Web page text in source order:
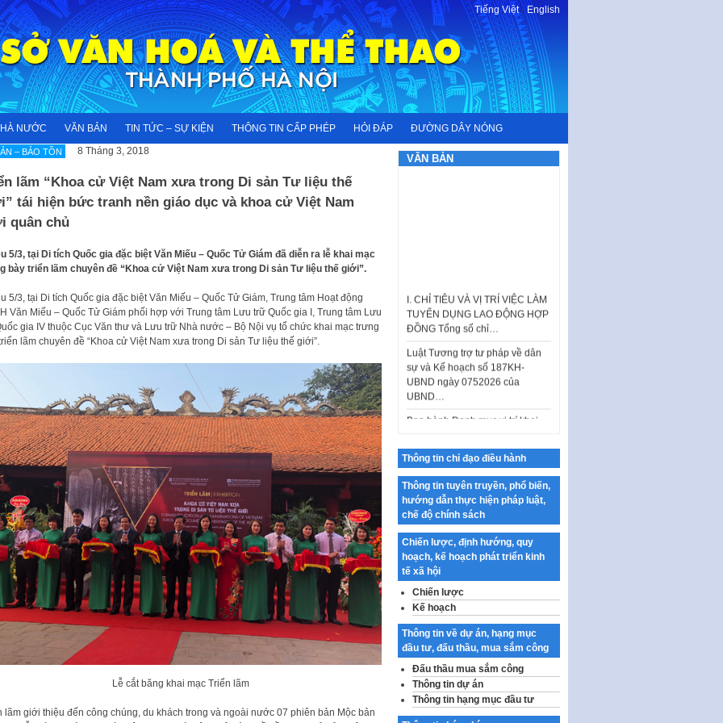
Tiếng Việt-English
NƯỚC VĂN BẢN TIN TỨC – SỰ KIỆN THÔNG TIN CẤP PHÉP HỎI ĐÁP ĐƯỜNG DÂY NÓNG
– BẢO TỒN 8 Tháng 3, 2018
lãm “Khoa cử Việt Nam xưa trong Di sản Tư liệu thế
tái hiện bức tranh nền giáo dục và khoa cử Việt Nam
quân chủ
5/3, tại Di tích Quốc gia đặc biệt Văn Miếu – Quốc Tử Giám đã diễn ra lễ khai mạc
bày triển lãm chuyên đề “Khoa cử Việt Nam xưa trong Di sản Tư liệu thế giới”.
5/3, tại Di tích Quốc gia đặc biệt Văn Miếu – Quốc Tử Giám, Trung tâm Hoạt động
Văn Miếu – Quốc Tử Giám phối hợp với Trung tâm Lưu trữ Quốc gia I, Trung tâm Lưu
gia IV thuộc Cục Văn thư và Lưu trữ Nhà nước – Bộ Nội vụ tổ chức khai mạc trưng
lãm chuyên đề “Khoa cử Việt Nam xưa trong Di sản Tư liệu thế giới”.
Lễ cắt băng khai mạc Triển lãm
lãm giới thiệu đến công chúng, du khách trong và ngoài nước 07 phiên bản Mộc bản
VĂN BẢN
Luật Tương trợ tư pháp về dân
sự và Kế hoạch số 187KH-
UBND…
Ban hành Danh mục vị trí khai
thác quảng cáo trên địa bàn
chính luận về bảo vệ nền tảng tư
tưởng của Đảng…
Công bố công khai dự toán kinh
phí xây dựng pháp luật, hoàn
thiện thể chế, chính…
Quy định về nghiên cứu, ứng
dụng khoa học, công nghệ, đổi
mới sáng tạo và chuyển…
Quy định chi tiết và hướng dẫn
thi hành một số điều của Luật Lý
lịch tư…
Sửa đổi, bổ sung một số nội
dung tại Nghị quyết số 30/NQ-
CP ngày 24 tháng 02…
Ban hành Chương trình hành
động của Chính phủ thực hiện
Thông tin chỉ đạo điều hành
Thông tin tuyên truyền, phổ biến,
hướng dẫn thực hiện pháp luật,
chế độ chính sách
Chiến lược, định hướng, quy
hoạch, kế hoạch phát triển kinh
tế xã hội
Chiến lược
Kế hoạch
Thông tin về dự án, hạng mục
đầu tư, đấu thầu, mua sắm công
Đấu thầu mua sắm công
Thông tin dự án
Thông tin hạng mục đầu tư